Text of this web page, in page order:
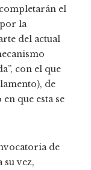
el
la
del actual
con el que
de
que esta se
de
vez,